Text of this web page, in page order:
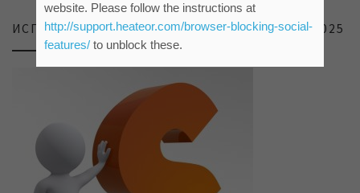
ИСПИТИВАЊЕ ЗАДОВОЉСТВА КОРИСНИКА 2025
website. Please follow the instructions at
http://support.heateor.com/browser-blocking-social-
features/to unblock these.